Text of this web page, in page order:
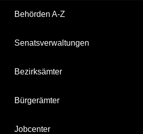
Behörden A-Z
Senatsverwaltungen
Bezirksämter
Bürgerämter
Jobcenter